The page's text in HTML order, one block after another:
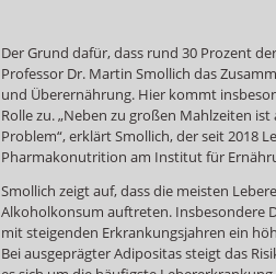
Der Grund dafür, dass rund 30 Prozent
Professor Dr. Martin Smollich das
und Überernährung. Hier kommt
Rolle zu. „Neben zu großen Mahlzeiten ist
Problem“, erklärt Smollich, der seit 2018
Pharmakonutrition am Institut für
Smollich zeigt auf, dass die meisten
Alkoholkonsum auftreten. Insbesondere
mit steigenden Erkrankungsjahren ein
Bei ausgeprägter Adipositas steigt das